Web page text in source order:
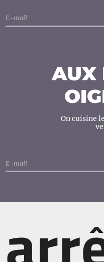
AUX
On cuisine